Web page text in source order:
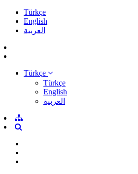
Türkçe
English
العربية
Türkçe
Türkçe
English
العربية